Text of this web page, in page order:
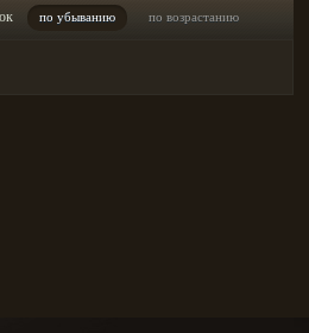
по убыванию по возрастанию